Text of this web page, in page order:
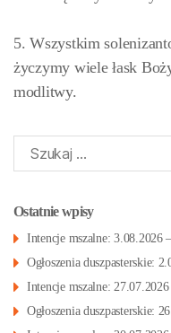
5. Wszystkim
życzymy wiele łask
modlitwy.
Szukaj:
Ostatnie wpisy
Intencje mszalne: 3.08.2026
Ogłoszenia duszpasterskie:
Intencje mszalne:
Ogłoszenia duszpasterskie: